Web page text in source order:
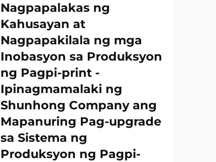
Nagpapalakas ng
Kahusayan at
Nagpapakilala ng mga
Inobasyon sa Produksyon
ng Pagpi-print -
Ipinagmamalaki ng
Shunhong Company ang
Mapanuring Pag-upgrade
sa Sistema ng
Produksyon ng Pagpi-